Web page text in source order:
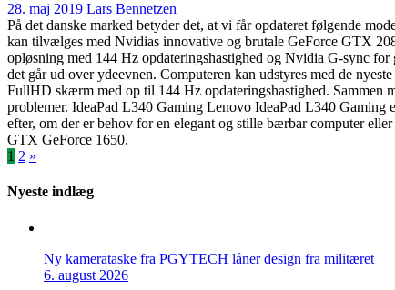
28. maj 2019 Lars Bennetzen
På det danske marked betyder det, at vi får opdateret følgende
kan tilvælges med Nvidias innovative og brutale GeForce GTX
opløsning med 144 Hz opdateringshastighed og Nvidia G-sync
det går ud over ydeevnen. Computeren kan udstyres med de
FullHD skærm med op til 144 Hz opdateringshastighed. Sammen
problemer. IdeaPad L340 Gaming Lenovo IdeaPad L340 Gaming
efter, om der er behov for en elegant og stille bærbar computer
GTX GeForce 1650.
Indlægsinddeling
1 2 »
Nyeste indlæg
Ny kamerataske fra PGYTECH låner design fra militæret
6. august 2026